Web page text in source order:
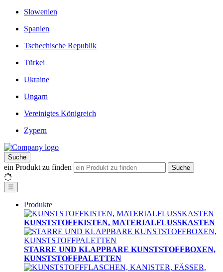
Slowenien
Spanien
Tschechische Republik
Türkei
Ukraine
Ungarn
Vereinigtes Königreich
Zypern
Suche
ein Produkt zu finden Suche
☰
Produkte
KUNSTSTOFFKISTEN, MATERIALFLUSSKASTEN
STARRE UND KLAPPBARE KUNSTSTOFFBOXEN,
KUNSTSTOFFPALETTEN